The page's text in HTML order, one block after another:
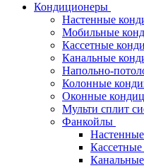
Кондиционеры
Настенные
Мобильные
Кассетные
Канальные
Напольно-
Колонные
Оконные
Мульти сплит
Фанкойлы